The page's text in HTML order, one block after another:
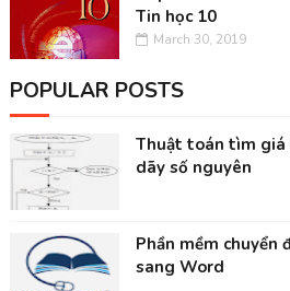
Tin học 10
March 30, 2019
POPULAR POSTS
Thuật toán tìm
dãy số nguyên
Phần mềm chuyển
sang Word